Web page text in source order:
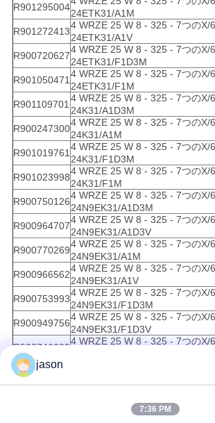
R901295004
24ETK31/A1M
R901272413
4 WRZE 25 W 8 - 325 - 7つのX/6
24ETK31/A1V
R900720627
4 WRZE 25 W 8 - 325 - 7つのX/6
24ETK31/F1D3M
R901050471
4 WRZE 25 W 8 - 325 - 7つのX/6
24ETK31/F1M
R901109701
4 WRZE 25 W 8 - 325 - 7つのX/6
24K31/A1D3M
R900247300
4 WRZE 25 W 8 - 325 - 7つのX/6
24K31/A1M
R901019761
4 WRZE 25 W 8 - 325 - 7つのX/6
24K31/F1D3M
R901023998
4 WRZE 25 W 8 - 325 - 7つのX/6
24K31/F1M
R900750126
4 WRZE 25 W 8 - 325 - 7つのX/6
24N9EK31/A1D3M
R900964707
4 WRZE 25 W 8 - 325 - 7つのX/6
24N9EK31/A1D3V
R900770269
4 WRZE 25 W 8 - 325 - 7つのX/6
24N9EK31/A1M
R900966562
4 WRZE 25 W 8 - 325 - 7つのX/6
24N9EK31/A1V
R900753993
4 WRZE 25 W 8 - 325 - 7つのX/6
24N9EK31/F1D3M
R900949756
4 WRZE 25 W 8 - 325 - 7つのX/6
24N9EK31/F1D3V
R900746609
4 WRZE 25 W 8 - 325 - 7つのX/6
R900247478
24N9ETK31/A1D3M
4 WRZE 25 W 8 - 325 - 7つのX/6
jason
7:36 PM